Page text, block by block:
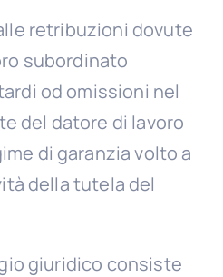
retribuzioni dovute
subordinato
od omissioni nel
del datore di lavoro
di garanzia volto a
della tutela del
giuridico consiste